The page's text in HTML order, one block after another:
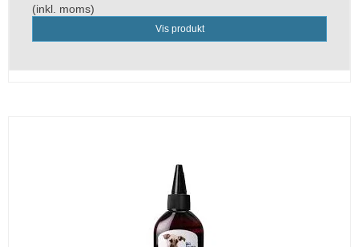
(inkl. moms)
Vis produkt